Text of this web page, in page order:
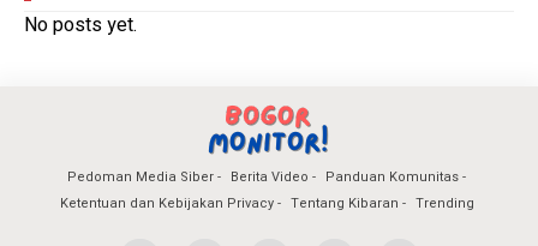
No posts yet.
Pedoman Media Siber Berita Video
Panduan Komunitas
Ketentuan dan Kebijakan Privacy
Tentang Kibaran Trending